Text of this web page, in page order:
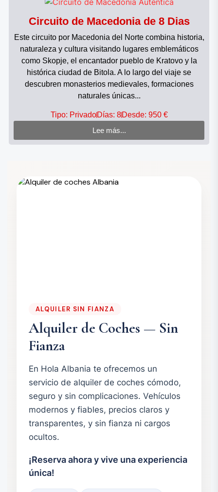
Circuito de Macedonia de 8 Dias
Este circuito por Macedonia del Norte combina historia,
naturaleza y cultura visitando lugares emblemáticos
como Skopje, el encantador pueblo de Kratovo y la
histórica ciudad de Bitola. A lo largo del viaje se
descubren monasterios medievales, formaciones
naturales únicas...
Tipo: PrivadoDías: 8Desde: 950 €
Lee más...
ALQUILER SIN FIANZA
Alquiler de Coches — Sin
Fianza
En Hola Albania te ofrecemos un
servicio de alquiler de coches cómodo,
seguro y sin complicaciones. Vehículos
modernos y fiables, precios claros y
transparentes, y sin fianza ni cargos
ocultos.
¡Reserva ahora y vive una experiencia
única!